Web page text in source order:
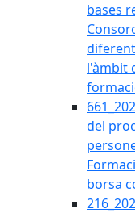
bases
l'àmbit
del
borsa